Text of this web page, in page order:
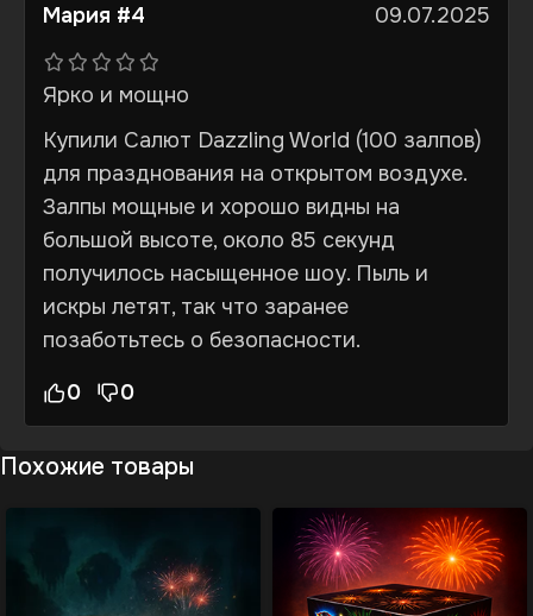
Мария #4 09.07.2025
Ярко и мощно
Купили Салют Dazzling World (100 залпов)
для празднования на открытом воздухе.
Залпы мощные и хорошо видны на
большой высоте, около 85 секунд
получилось насыщенное шоу. Пыль и
искры летят, так что заранее
позаботьтесь о безопасности.
0 0
Похожие товары